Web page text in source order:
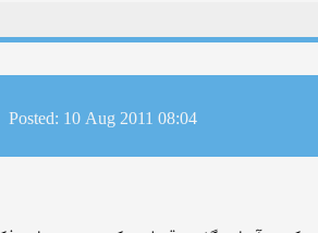
Posted: 10 Aug 2011 08:04